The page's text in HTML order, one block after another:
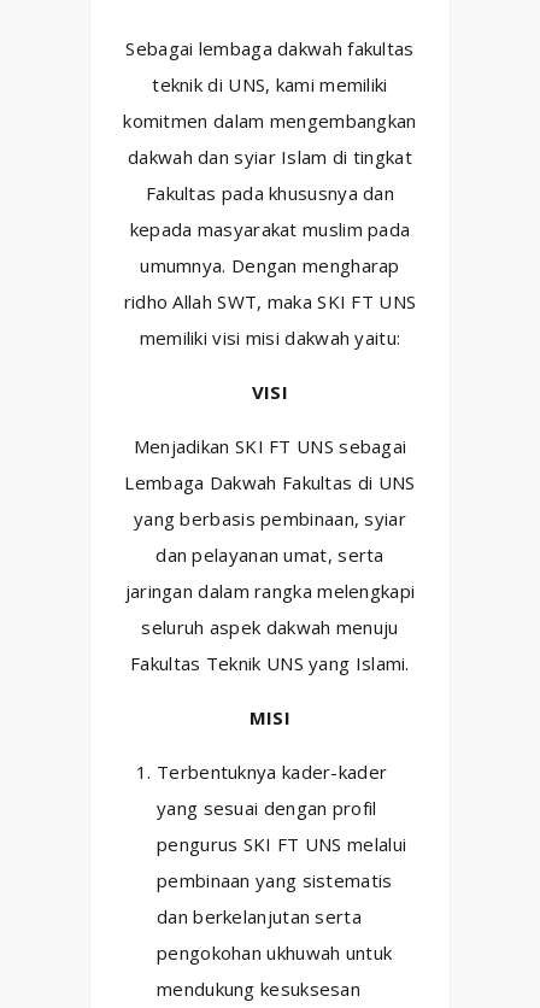
Sebagai lembaga dakwah fakultas
teknik di UNS, kami memiliki
komitmen dalam mengembangkan
dakwah dan syiar Islam di tingkat
Fakultas pada khususnya dan
kepada masyarakat muslim pada
umumnya. Dengan mengharap
ridho Allah SWT, maka SKI FT UNS
memiliki visi misi dakwah yaitu:
VISI
Menjadikan SKI FT UNS sebagai
Lembaga Dakwah Fakultas di UNS
yang berbasis pembinaan, syiar
dan pelayanan umat, serta
jaringan dalam rangka melengkapi
seluruh aspek dakwah menuju
Fakultas Teknik UNS yang Islami.
MISI
Terbentuknya kader-kader
yang sesuai dengan profil
pengurus SKI FT UNS melalui
pembinaan yang sistematis
dan berkelanjutan serta
pengokohan ukhuwah untuk
mendukung kesuksesan